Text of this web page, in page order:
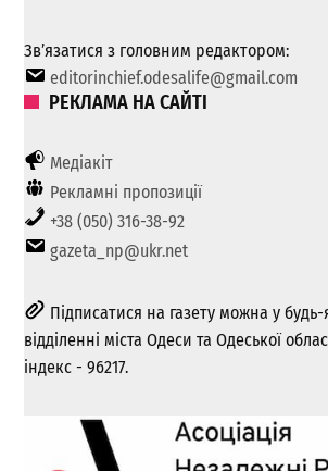
Зв’язатися з головним редактором:
editorinchief.odesalife@gmail.com
РЕКЛАМА НА САЙТІ
Медіакіт
Рекламні пропозиції
+38 (050) 316-38-92
gazeta_np@ukr.net
Підписатися на газету можна у
відділенні міста Одеси та Одеської
індекс - 96217.